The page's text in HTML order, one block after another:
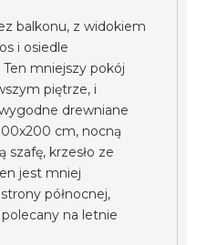
balkonu, z widokiem
i osiedle
mniejszy pokój
piętrze, i
drewniane
cm, nocną
szafę, krzesło ze
jest mniej
północnej,
na letnie